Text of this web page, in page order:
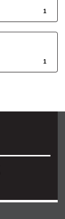
1
1